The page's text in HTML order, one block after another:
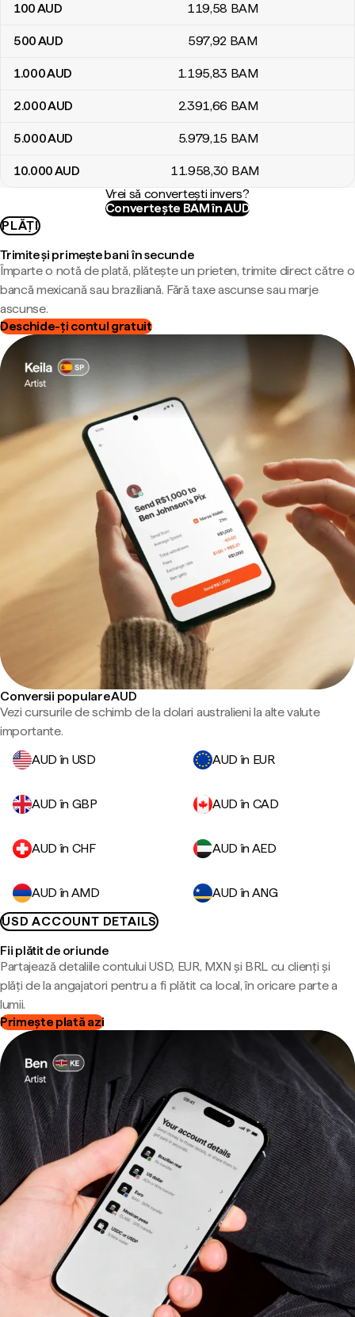
100AUD 119,58 BAM
500AUD 597,92 BAM
1.000AUD 1.195,83 BAM
2.000AUD 2.391,66 BAM
5.000AUD 5.979,15 BAM
10.000AUD 11.958,30 BAM
Vrei să convertești invers?
Convertește BAM în AUD
PLĂȚI
Trimite și primește bani în secunde
Împarte o notă de plată, plătește un prieten, trimite direct către o
bancă mexicană sau braziliană. Fără taxe ascunse sau marje
ascunse.
Deschide-ți contul gratuit
Conversii populare AUD
Vezi cursurile de schimb de la dolari australieni la alte valute
importante.
AUD în USD
AUD în EUR
AUD în GBP AUD în CAD
AUD în CHF AUD în AED
AUD în AMD
AUD în ANG
USD ACCOUNT DETAILS
Fii plătit de oriunde
Partajează detaliile contului USD, EUR, MXN și BRL cu clienți și
plăți de la angajatori pentru a fi plătit ca local, în oricare parte a
lumii.
Primește plată azi